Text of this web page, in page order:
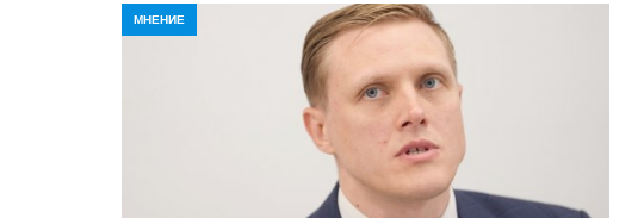
МНЕНИЕ